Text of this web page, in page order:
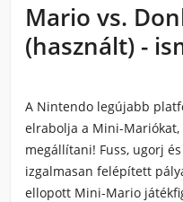
Mario vs.
(használt) -
A Nintendo legújabb
elrabolja a Mini-Mariókat,
megállítani! Fuss, ugorj
izgalmasan felépített
ellopott Mini-Mario